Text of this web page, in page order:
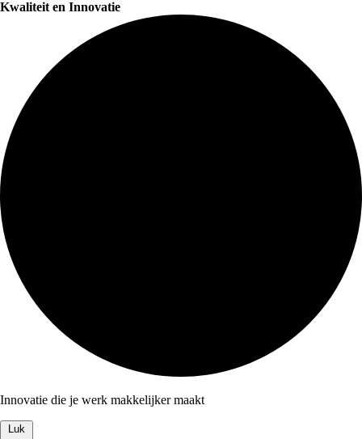
Kwaliteit en Innovatie
Innovatie die je werk makkelijker maakt
Luk